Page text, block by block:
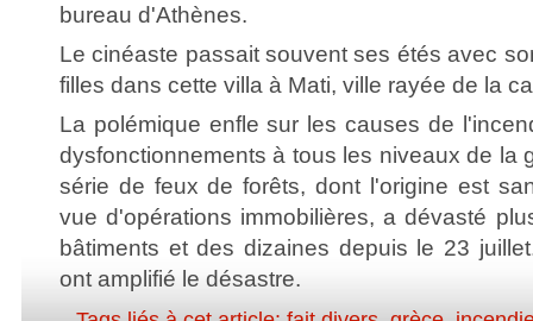
bureau d'Athènes.
Le cinéaste passait souvent ses étés avec
filles dans cette villa à Mati, ville rayée de la
La polémique enfle sur les causes de
dysfonctionnements à tous les niveaux de la
série de feux de forêts, dont l'origine est
vue d'opérations immobilières, a dévasté
bâtiments et des dizaines depuis le 23
ont amplifié le désastre.